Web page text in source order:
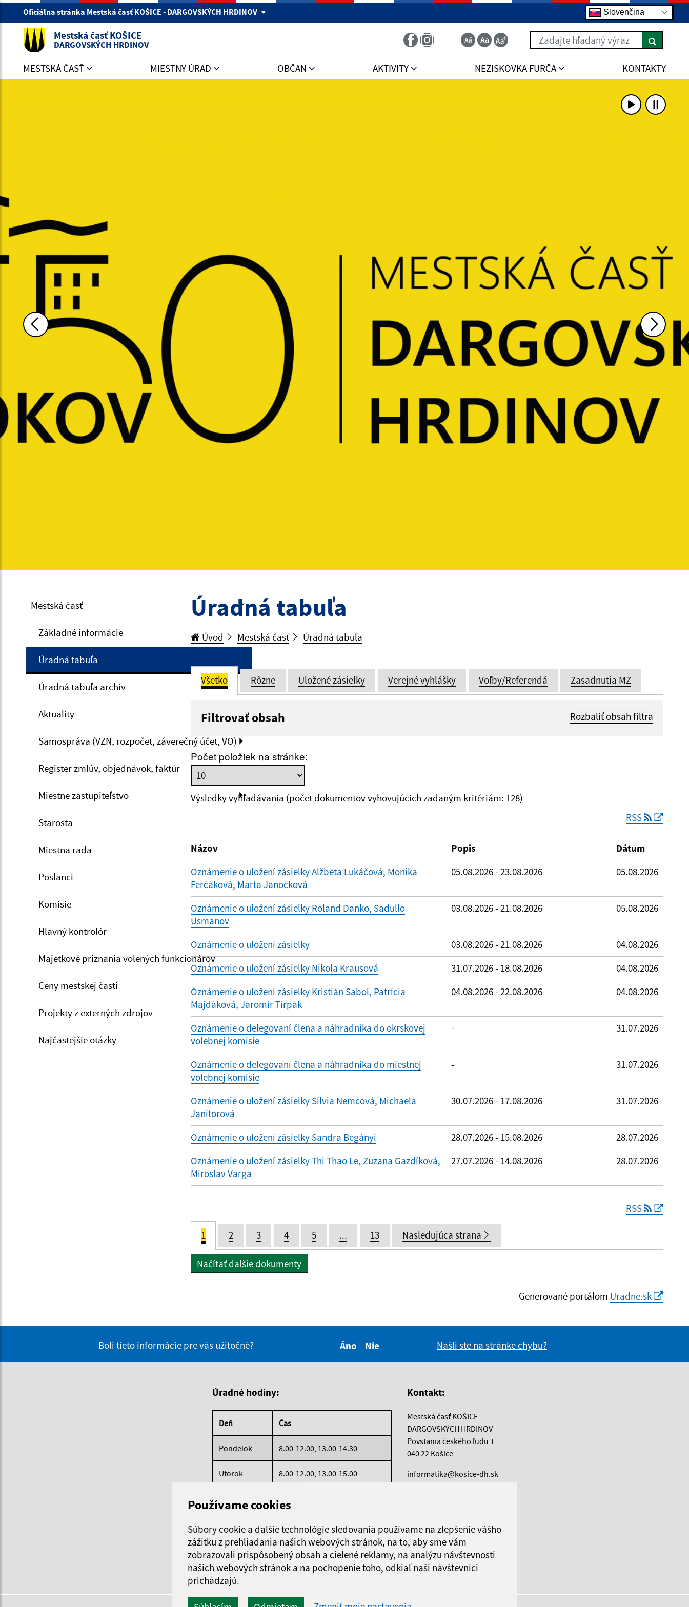
Používame cookies
Súbory cookie a ďalšie technológie sledovania používame na zlepšenie vášho
zážitku z prehliadania našich webových stránok, na to, aby sme vám
zobrazovali prispôsobený obsah a cielené reklamy, na analýzu návštevnosti
našich webových stránok a na pochopenie toho, odkiaľ naši návštevníci
prichádzajú.
Oficiálna stránka Mestská časť KOŠICE - DARGOVSKÝCH HRDINOV Slovenčina
Mestská časť KOŠICE
DARGOVSKÝCH HRDINOV
Zadajte hľadaný výraz
MESTSKÁ ČASŤ MIESTNY ÚRAD OBČAN AKTIVITY NEZISKOVKA FURČA KONTAKTY
Mestská časť
Základné informácie
Úradná tabuľa
Úradná tabuľa archív
Aktuality
Samospráva (VZN, rozpočet, záverečný účet, VO)
Register zmlúv, objednávok, faktúr
Miestne zastupiteľstvo
Starosta
Miestna rada
Poslanci
Komisie
Hlavný kontrolór
Majetkové priznania volených funkcionárov
Ceny mestskej časti
Projekty z externých zdrojov
Najčastejšie otázky
Úradná tabuľa
Úvod Mestská časť Úradná tabuľa
Všetko Rôzne Uložené zásielky Verejné vyhlášky Voľby/Referendá Zasadnutia MZ
Filtrovať obsah Rozbaliť obsah filtra
Dátum zverejnenia do:
Počet položiek na stránke:
Výsledky vyhľadávania (počet dokumentov vyhovujúcich zadaným kritériám: 128)
RSS
Názov Popis
Dátum
Oznámenie o uložení zásielky Alžbeta Lukáčová, Monika
Ferčáková, Marta Janočková
05.08.2026 - 23.08.2026 05.08.2026
Oznámenie o uložení zásielky Roland Danko, Sadullo
Usmanov
03.08.2026 - 21.08.2026 05.08.2026
Oznámenie o uložení zásielky 03.08.2026 - 21.08.2026
04.08.2026
Oznámenie o uložení zásielky Nikola Krausová
31.07.2026 - 18.08.2026
04.08.2026
Oznámenie o uložení zásielky Kristián Saboľ, Patrícia
Majdáková, Jaromír Tirpák
04.08.2026 - 22.08.2026 04.08.2026
Oznámenie o delegovaní člena a náhradníka do okrskovej
volebnej komisie
- 31.07.2026
Oznámenie o delegovaní člena a náhradníka do miestnej
volebnej komisie
- 31.07.2026
Oznámenie o uložení zásielky Silvia Nemcová, Michaela
Janitorová
30.07.2026 - 17.08.2026 31.07.2026
Oznámenie o uložení zásielky Sandra Begányi 28.07.2026 - 15.08.2026
28.07.2026
Oznámenie o uložení zásielky Thi Thao Le, Zuzana Gazdíková,
Miroslav Varga
27.07.2026 - 14.08.2026 28.07.2026
RSS
1 2 3 4 5 ... 13 Nasledujúca strana
Načítať ďalšie dokumenty
Generované portálom Uradne.sk
Boli tieto informácie pre vás užitočné?
Áno
Nie
Našli ste na stránke chybu?
Úradné hodiny:
Deň Čas
Pondelok 8.00-12.00, 13.00-14.30
Utorok 8.00-12.00, 13.00-15.00
Štvrtok 8.00-12.00
Piatok 8.00-12.00
Kontakt:
Mestská časť KOŠICE -
DARGOVSKÝCH HRDINOV
Povstania českého ľudu 1
040 22 Košice
informatika@kosice-dh.sk